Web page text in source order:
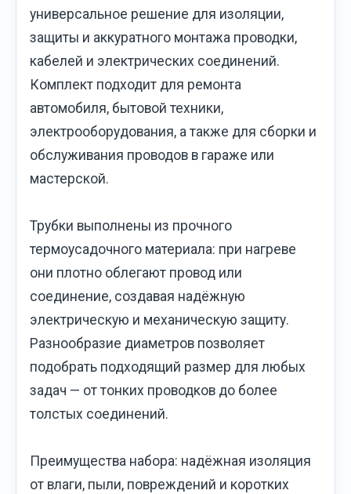
универсальное решение для изоляции,
защиты и аккуратного монтажа проводки,
кабелей и электрических соединений.
Комплект подходит для ремонта
автомобиля, бытовой техники,
электрооборудования, а также для сборки и
обслуживания проводов в гараже или
мастерской.
Трубки выполнены из прочного
термоусадочного материала: при нагреве
они плотно облегают провод или
соединение, создавая надёжную
электрическую и механическую защиту.
Разнообразие диаметров позволяет
подобрать подходящий размер для любых
задач — от тонких проводков до более
толстых соединений.
Преимущества набора: надёжная изоляция
от влаги, пыли, повреждений и коротких